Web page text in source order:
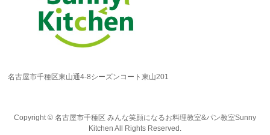
名古屋市千種区東山通4-8シーズンコート東山201
Copyright © 名古屋市千種区 みんな笑顔になるお料理教室&パン教室Sunny
Kitchen All Rights Reserved.